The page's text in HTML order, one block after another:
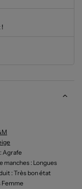
!
: Agrafe
manches: Longues
: Très bon état